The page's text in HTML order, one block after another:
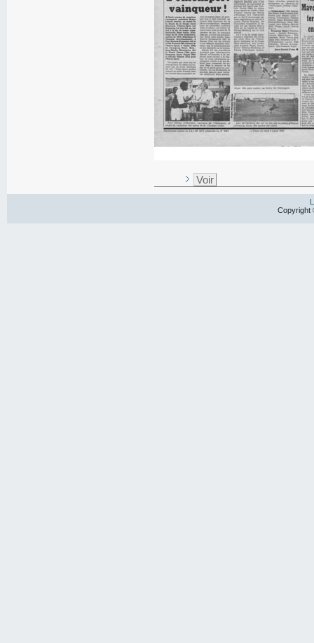
Voir
Copyright